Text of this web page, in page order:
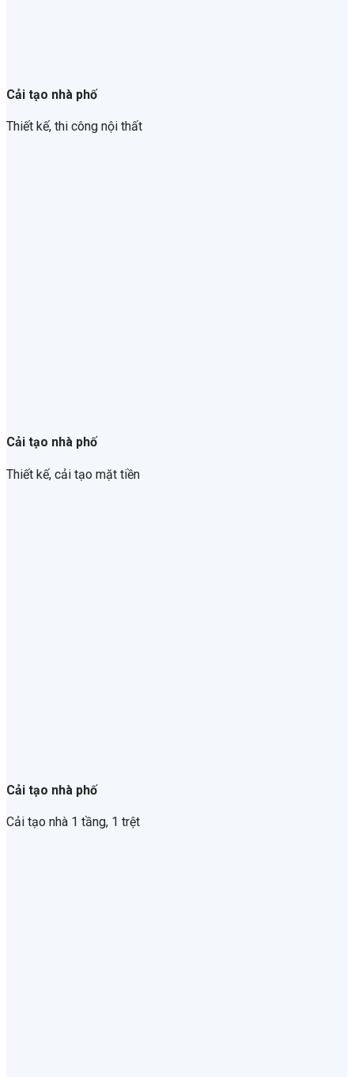
Cải tạo nhà phố
Thiết kế, thi công nội thất
Cải tạo nhà phố
Thiết kế, cải tạo mặt tiền
Cải tạo nhà phố
Cải tạo nhà 1 tầng, 1 trệt